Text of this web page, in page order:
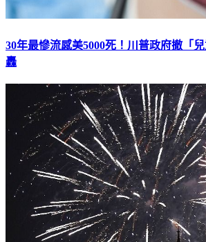
30年最慘流感美5000死！川普政府撤「
轟